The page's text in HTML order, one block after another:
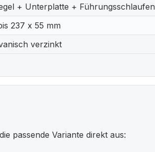
+ Unterplatte + Führungsschlaufen
237 x 55 mm
verzinkt
passende Variante direkt aus: